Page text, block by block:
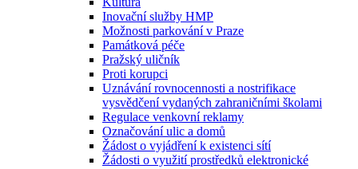
Inovační služby HMP
Možnosti parkování v Praze
Památková péče
Pražský uličník
Proti korupci
Uznávání rovnocennosti a nostrifikace
vysvědčení vydaných zahraničními školami
Regulace venkovní reklamy
Označování ulic a domů
Žádost o vyjádření k existenci sítí
Žádosti o využití prostředků elektronické